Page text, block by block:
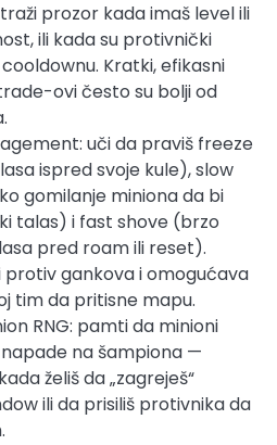
prozor kada imaš level ili
ili kada su protivnički
Kratki, efikasni
ovi često su bolji od
uči da praviš freeze
ispred svoje kule), slow
gomilanje miniona da bi
talas) i fast shove (brzo
pred roam ili reset).
protiv gankova i omogućava
tim da pritisne mapu.
RNG: pamti da minioni
na šampiona —
želiš da „zagreješ“
ili da prisiliš protivnika da